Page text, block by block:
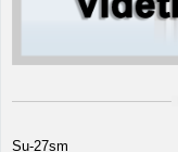
Su-27sm